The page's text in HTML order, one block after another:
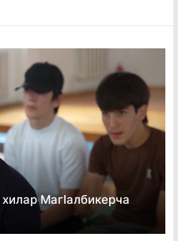
Магӏалбикерча